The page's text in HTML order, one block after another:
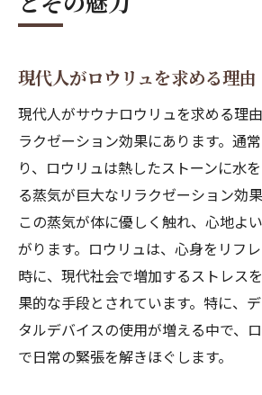
現代人がロウリュを求める理由
現代人がサウナロウリュを求める理
ラクゼーション効果にあります。通
り、ロウリュは熱したストーンに水
る蒸気が巨大なリラクゼーション効
この蒸気が体に優しく触れ、心地よ
がります。ロウリュは、心身をリフ
時に、現代社会で増加するストレス
果的な手段とされています。特に、
タルデバイスの使用が増える中で、
で日常の緊張を解きほぐします。